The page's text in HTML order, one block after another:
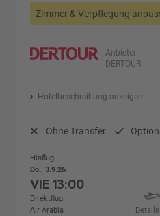
Zimmer & Verpflegung
Anbieter:
DERTOUR
Hotelbeschreibung anzeigen
Ohne Transfer
Hinflug
Do., 3.9.26
VIE13:00
Direktflug
Air Arabia
Details